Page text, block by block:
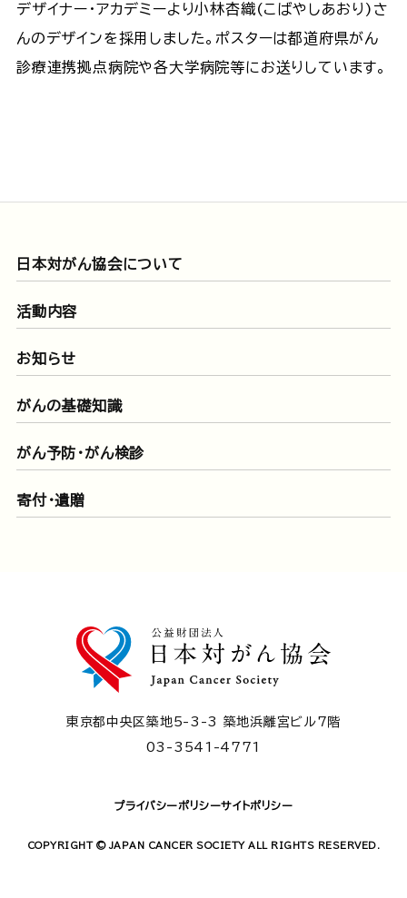
デザイナー・アカデミーより小林杏織(こばやしあおり)さ
んのデザインを採用しました。ポスターは都道府県がん
診療連携拠点病院や各大学病院等にお送りしています。
日本対がん協会について
活動内容
お知らせ
がんの基礎知識
がん予防・がん検診
寄付・遺贈
東京都中央区築地5-3-3 築地浜離宮ビル7階
03-3541-4771
プライバシーポリシーサイトポリシー
COPYRIGHT © JAPAN CANCER SOCIETY ALL RIGHTS RESERVED.